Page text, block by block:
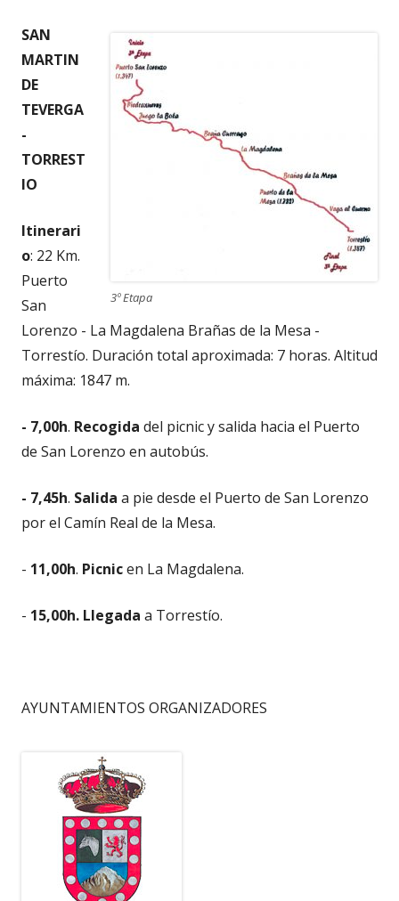
3º Etapa
SAN
MARTIN
DE
TEVERGA
-
TORREST
IO
Itinerari
o: 22 Km.
Puerto
San
Lorenzo - La Magdalena Brañas de la Mesa -
Torrestío. Duración total aproximada: 7 horas. Altitud
máxima: 1847 m.
- 7,00h. Recogida del picnic y salida hacia el Puerto
de San Lorenzo en autobús.
- 7,45h. Salida a pie desde el Puerto de San Lorenzo
por el Camín Real de la Mesa.
- 11,00h. Picnicen La Magdalena.
- 15,00h. Llegada a Torrestío.
AYUNTAMIENTOS ORGANIZADORES